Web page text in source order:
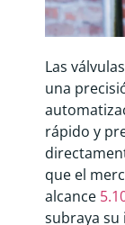
Las
una
rápido y
que el
alcance
subraya